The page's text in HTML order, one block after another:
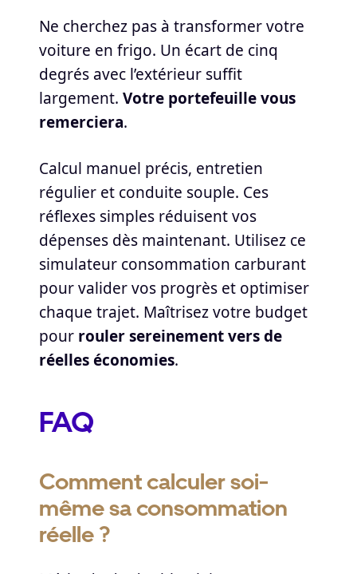
Ne cherchez pas à transformer votre
voiture en frigo. Un écart de cinq
degrés avec l’extérieur suffit
largement. Votre portefeuille vous
remerciera.
Calcul manuel précis, entretien
régulier et conduite souple. Ces
réflexes simples réduisent vos
dépenses dès maintenant. Utilisez ce
simulateur consommation carburant
pour valider vos progrès et optimiser
chaque trajet. Maîtrisez votre budget
pour rouler sereinement vers de
réelles économies.
FAQ
Comment calculer soi-
même sa consommation
réelle ?